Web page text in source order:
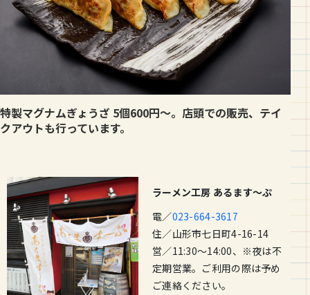
特製マグナムぎょうざ 5個600円～。店頭での販売、テイ
クアウトも行っています。
ラーメン工房 あるます～ぷ
電／023-664-3617
住／山形市七日町4-16-14
営／11:30～14:00、※夜は不
定期営業。ご利用の際は予め
ご連絡ください。